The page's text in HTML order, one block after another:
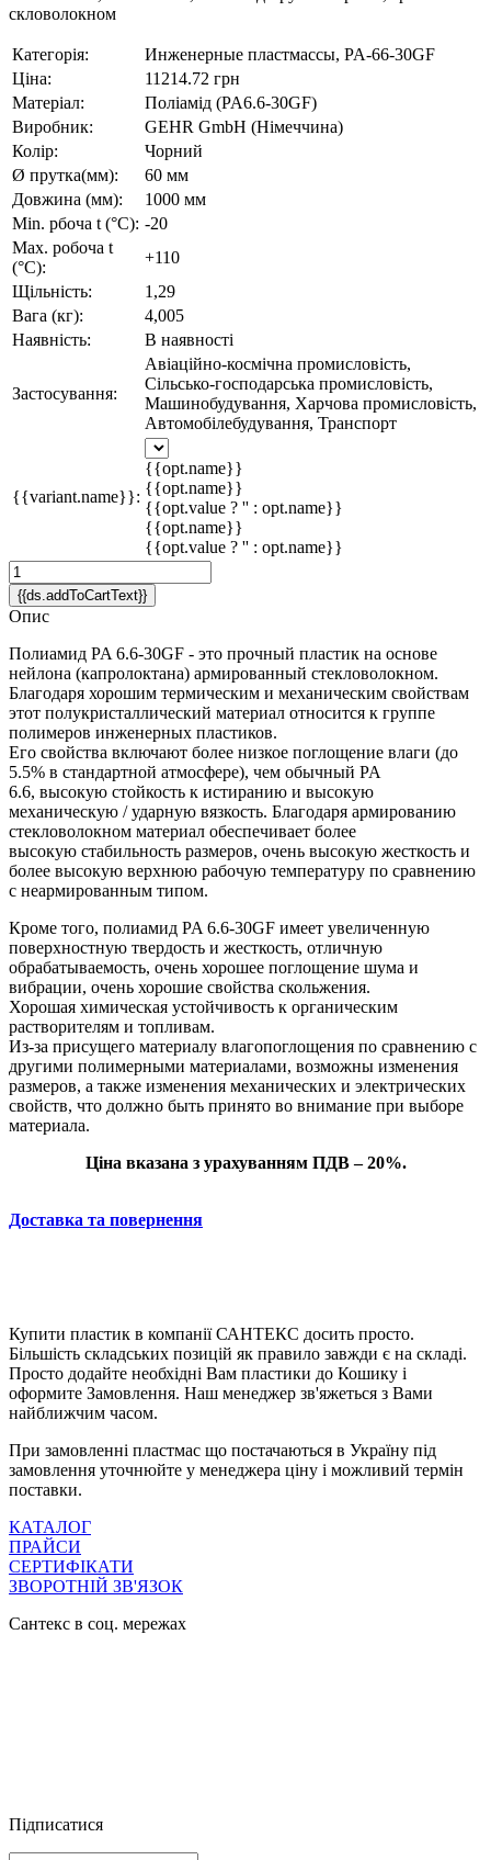
скловолокном
Категорія:
Инженерные пластмассы, PA-66-30GF
Ціна:
11214.72 грн
Матеріал:
Поліамід (PA6.6-30GF)
Виробник:
GEHR GmbH (Німеччина)
Колір:
Чорний
Ø прутка(мм):
60 мм
Довжина (мм):
1000 мм
Min. рбоча t (°C): -20
Max. робоча t
(°C):
+110
Щільність:
1,29
Вага (кг):
4,005
Наявність:
В наявності
Застосування:
Авіаційно-космічна промисловість,
Сільсько-господарська промисловість,
Машинобудування, Харчова промисловість,
Автомобілебудування, Транспорт
{{variant.name}}:
{{opt.name}}
{{opt.name}}
{{opt.value ? '' : opt.name}}
{{opt.name}}
{{opt.value ? '' : opt.name}}
{{ds.addToCartText}}
Опис
Полиамид PA 6.6-30GF - это прочный пластик на основе
нейлона (капролоктана) армированный стекловолокном.
Благодаря хорошим термическим и механическим свойствам
этот полукристаллический материал относится к группе
полимеров инженерных пластиков.
Его свойства включают более низкое поглощение влаги (до
5.5% в стандартной атмосфере), чем обычный PA
6.6, высокую стойкость к истиранию и высокую
механическую / ударную вязкость. Благодаря армированию
стекловолокном материал обеспечивает более
высокую стабильность размеров, очень высокую жесткость и
более высокую верхнюю рабочую температуру по сравнению
с неармированным типом.
Кроме того, полиамид PA 6.6-30GF имеет увеличенную
поверхностную твердость и жесткость, отличную
обрабатываемость, очень хорошее поглощение шума и
вибрации, очень хорошие свойства скольжения.
Хорошая химическая устойчивость к органическим
растворителям и топливам.
Из-за присущего материалу влагопоглощения по сравнению с
другими полимерными материалами, возможны изменения
размеров, а также изменения механических и электрических
свойств, что должно быть принято во внимание при выборе
материала.
Ціна вказана з урахуванням ПДВ – 20%.
Доставка та повернення
Купити пластик в компанії САНТЕКС досить просто.
Більшість складських позицій як правило завжди є на складі.
Просто додайте необхідні Вам пластики до Кошику і
оформите Замовлення. Наш менеджер зв'яжеться з Вами
найближчим часом.
При замовленні пластмас що постачаються в Україну під
замовлення уточнюйте у менеджера ціну і можливий термін
поставки.
КАТАЛОГ
ПРАЙСИ
СЕРТИФІКАТИ
ЗВОРОТНІЙ ЗВ'ЯЗОК
Сантекс в соц. мережах
Підписатися